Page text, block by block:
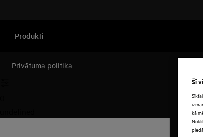
Produkti
Privātuma politika
Šī
kā